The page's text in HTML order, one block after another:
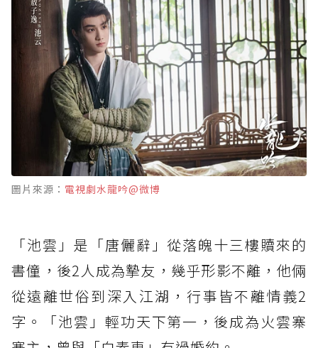
圖片來源： 電視劇水龍吟@微博
「池雲」是「唐儷辭」從落魄十三樓贖來的
書僮，後2人成為摯友，幾乎形影不離，他倆
從遠離世俗到深入江湖，行事皆不離情義2
字。「池雲」輕功天下第一，後成為火雲寨